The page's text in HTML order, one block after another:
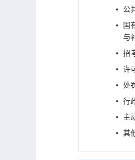
公
国
与
招
许
处
行
主
其